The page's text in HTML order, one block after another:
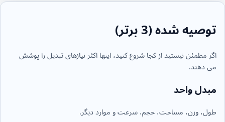
توصیه شده (3 برتر)
اگر مطمئن نیستید از کجا شروع کنید، اینها اکثر نیازهای تبدیل را پوشش
می دهند.
مبدل واحد
طول، وزن، مساحت، حجم، سرعت و موارد دیگر.